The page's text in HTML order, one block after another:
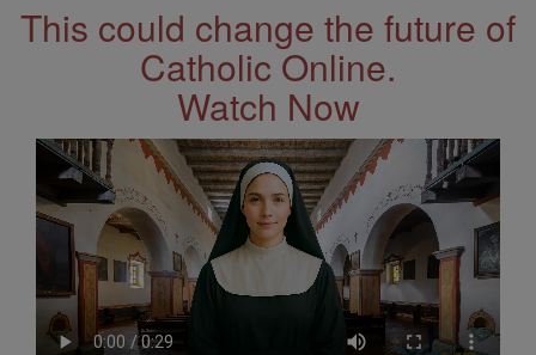
This could change the future of
Catholic Online.
Watch Now